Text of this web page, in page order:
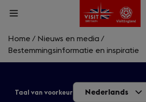
Skip
content
Open
What are you looking for?
Enter
a
Home / Nieuws en media /
Bestemmingsinformatie en inspiratie
Taal van voorkeur Nederlands